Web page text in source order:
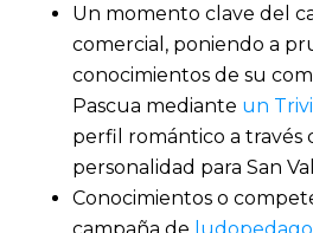
Un momento clave del
comercial, poniendo a
conocimientos de su
Pascua mediante un
perfil romántico a través
personalidad para San
Conocimientos o